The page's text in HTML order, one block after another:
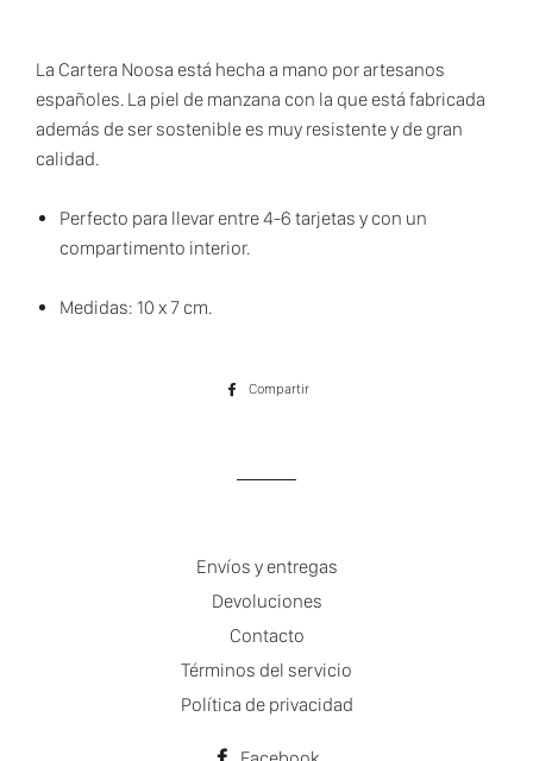
La Cartera Noosa está hecha a mano por artesanos
españoles. La piel de manzana con la que está fabricada
además de ser sostenible es muy resistente y de gran
calidad.
Perfecto para llevar entre 4-6 tarjetas y con un
compartimento interior.
Medidas: 10 x 7 cm.
Compartir
Envíos y entregas
Devoluciones
Contacto
Términos del servicio
Política de privacidad